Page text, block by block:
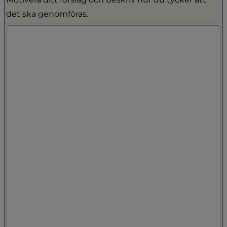
det ska genomföras.